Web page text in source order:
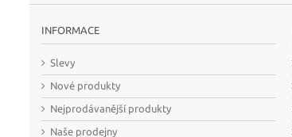
INFORMACE
Slevy
Nové produkty
Nejprodávanější produkty
Naše prodejny